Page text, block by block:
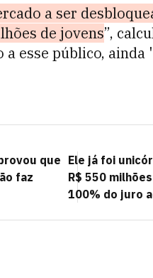
a ser
de jovens”,
esse público,
que
faz
Ele já foi
R$ 550
100% do juro